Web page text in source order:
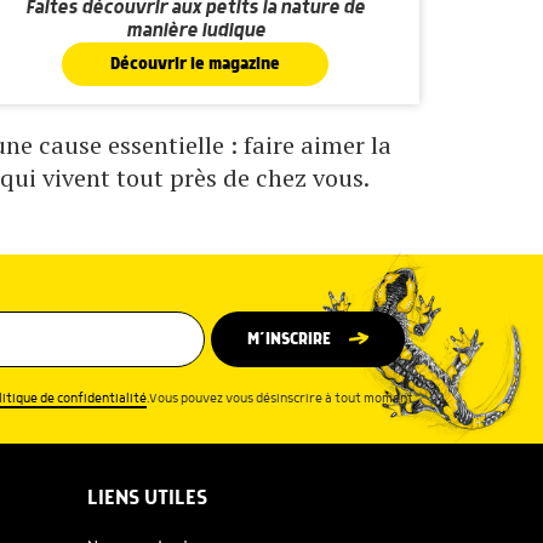
Faites découvrir aux petits la nature de
manière ludique
Découvrir le magazine
cause essentielle : faire aimer la
vivent tout près de chez vous.
M’INSCRIRE
de confidentialité.Vous pouvez vous désinscrire à tout moment.
LIENS UTILES